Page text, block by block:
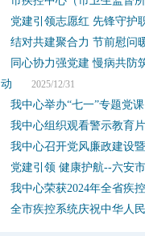
党建引领志愿红 先锋守护
结对共建聚合力 节前慰问
同心协力强党建 慢病共防
动 2025/12/31
我中心举办“七一”专题党课
我中心组织观看警示教育
我中心召开党风廉政建设
党建引领 健康护航--六安
我中心荣获2024年全省疾
全市疾控系统庆祝中华人